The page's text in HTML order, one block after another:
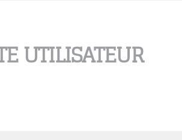
UTILISATEUR